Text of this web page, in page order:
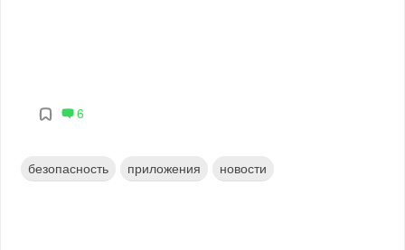
6
безопасность приложения новости